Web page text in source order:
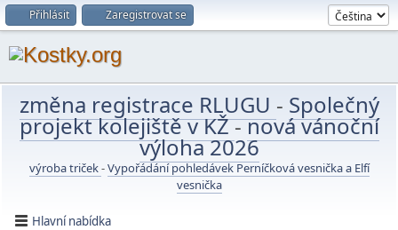
Přihlásit Zaregistrovat se
změna registrace RLUGU - Společný
projekt kolejiště v KŽ-nová vánoční
výloha 2026
výroba triček-Vypořádání pohledávek Perníčková vesnička a Elfí
vesnička
Hlavní nabídka